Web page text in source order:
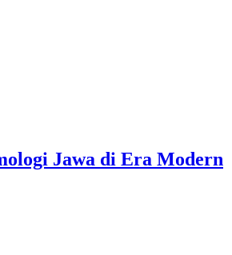
Jawa di Era Modern